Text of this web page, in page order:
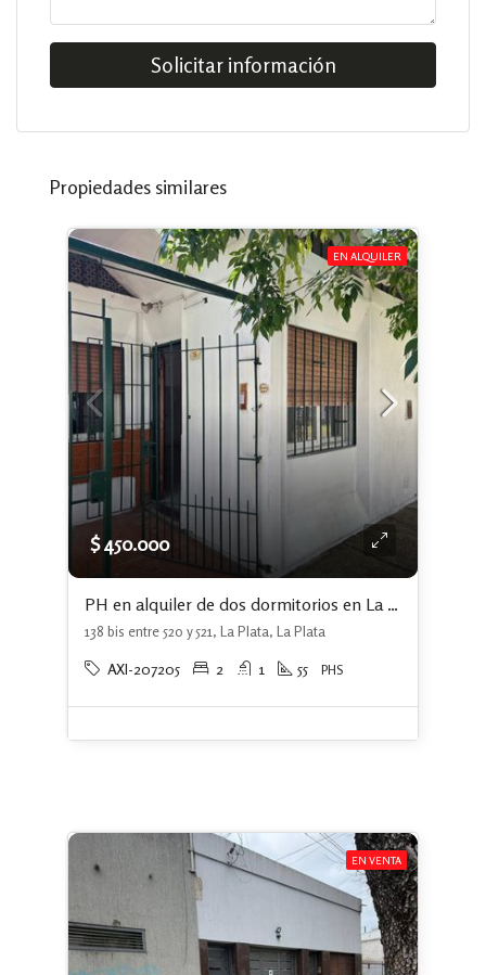
Solicitar información
Propiedades similares
EN ALQUILER
$ 450.000
PH en alquiler de dos dormitorios en La Plata
138 bis entre 520 y 521, La Plata, La Plata
AXI-207205 2 1 55 PHS
EN VENTA